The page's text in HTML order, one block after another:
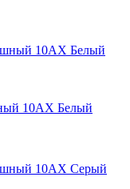
10АХ Белый